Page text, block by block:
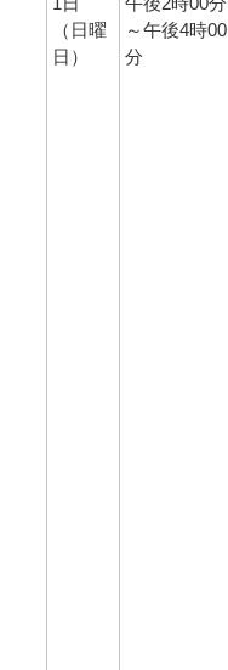
（日曜
日）
～午後4時00
分